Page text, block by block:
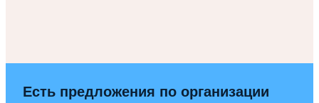
Есть предложения по организации